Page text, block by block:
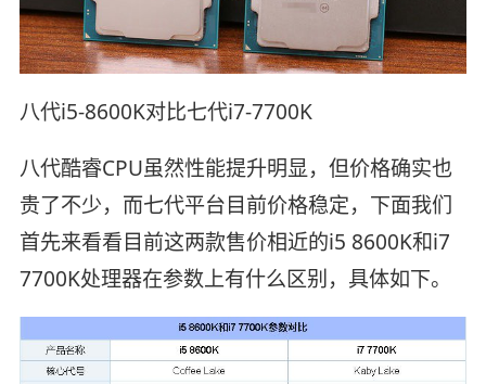
八代i5-8600K对比七代i7-7700K
八代酷睿CPU虽然性能提升明显，但价格确实也
贵了不少，而七代平台目前价格稳定，下面我们
首先来看看目前这两款售价相近的i5 8600K和i7
7700K处理器在参数上有什么区别，具体如下。